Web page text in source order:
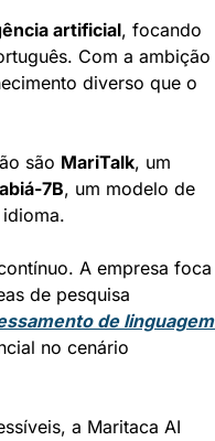
artificial, focando
Com a ambição
diverso que o
são MariTalk, um
7B, um modelo de
A empresa foca
de pesquisa
de linguagem
no cenário
a Maritaca AI